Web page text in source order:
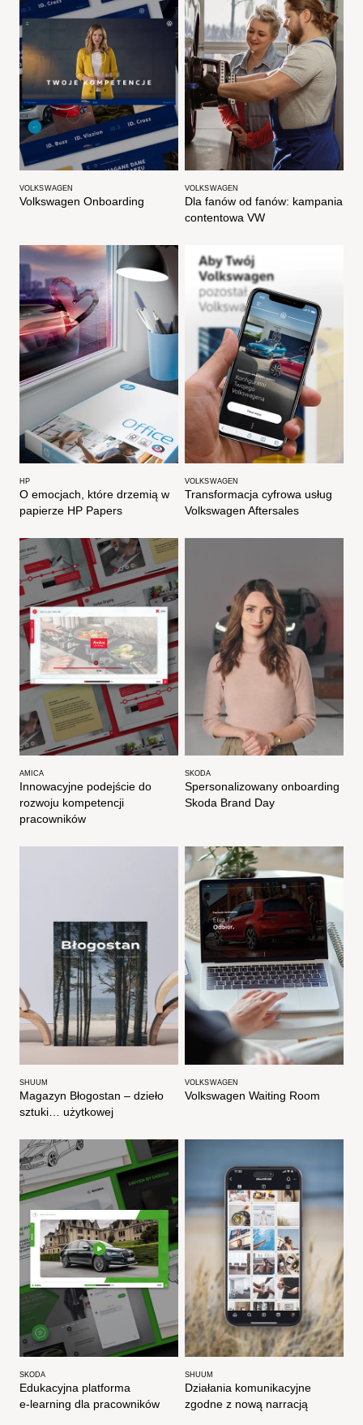
VOLKSWAGEN
Volkswagen Onboarding
VOLKSWAGEN
Dla fanów od fanów: kampania
contentowa VW
HP
O emocjach, które drzemią w
papierze HP Papers ​
VOLKSWAGEN
Transformacja cyfrowa usług
Volkswagen Aftersales​
AMICA
Innowacyjne podejście do
rozwoju kompetencji
pracowników
SKODA
Spersonalizowany onboarding
Skoda Brand Day​​
SHUUM
Magazyn Błogostan – dzieło
sztuki… użytkowej​
VOLKSWAGEN
Volkswagen Waiting Room​​
SKODA
Edukacyjna platforma
e‑learning dla pracowników
SHUUM
Działania komunikacyjne
zgodne z nową narracją